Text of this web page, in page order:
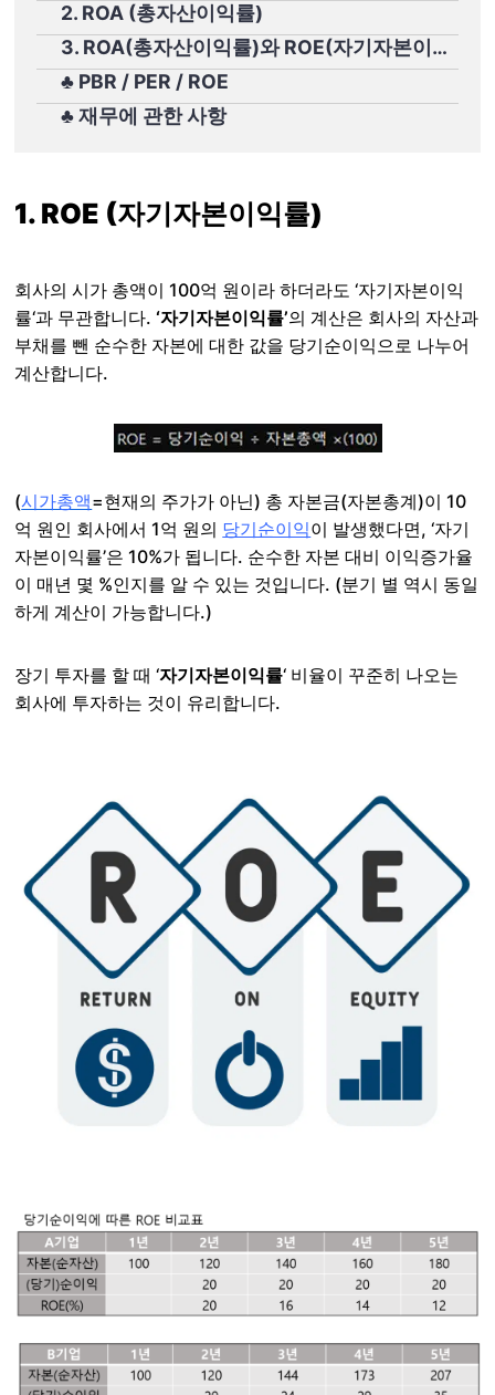
2. ROA (총자산이익률)
3. ROA(총자산이익률)와 ROE(자기자본이익률) 비교
♣ PBR / PER / ROE
♣ 재무에 관한 사항
1. ROE (자기자본이익률)
회사의 시가 총액이 100억 원이라 하더라도 ‘자기자본이익
률‘과 무관합니다.‘자기자본이익률’의 계산은 회사의 자산과
부채를 뺀 순수한 자본에 대한 값을 당기순이익으로 나누어
계산합니다.
(시가총액=현재의 주가가 아닌) 총 자본금(자본총계)이 10
억 원인 회사에서 1억 원의 당기순이익이 발생했다면, ‘자기
자본이익률’은 10%가 됩니다. 순수한 자본 대비 이익증가율
이 매년 몇 %인지를 알 수 있는 것입니다. (분기 별 역시 동일
하게 계산이 가능합니다.)
장기 투자를 할 때 ‘자기자본이익률‘ 비율이 꾸준히 나오는
회사에 투자하는 것이 유리합니다.